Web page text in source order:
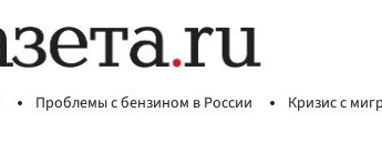
Проблемы с бензином в России Кризис с